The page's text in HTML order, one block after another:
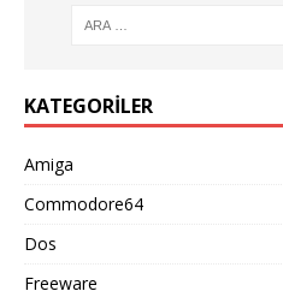
KATEGORILER
Amiga
Commodore64
Dos
Freeware